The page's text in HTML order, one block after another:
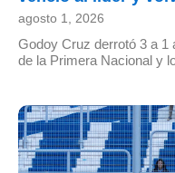
agosto 1, 2026
Godoy Cruz derrotó 3 a 1
de la Primera Nacional y